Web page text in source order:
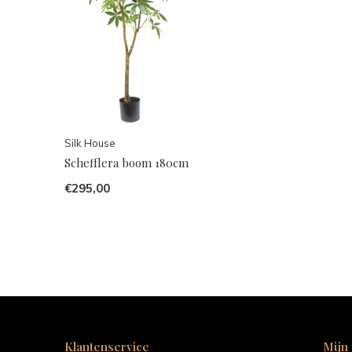
Silk House
Schefflera boom 180cm
€295,00
Klantenservice Mijn